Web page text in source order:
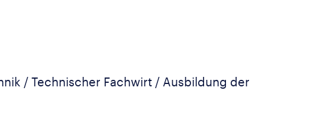
/ Technischer Fachwirt / Ausbildung der